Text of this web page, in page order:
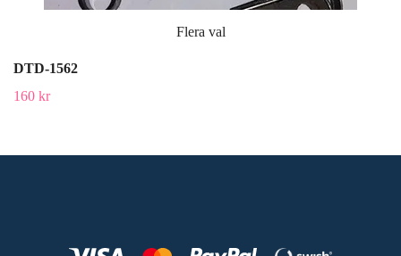
Flera val
DTD-1562
160 kr